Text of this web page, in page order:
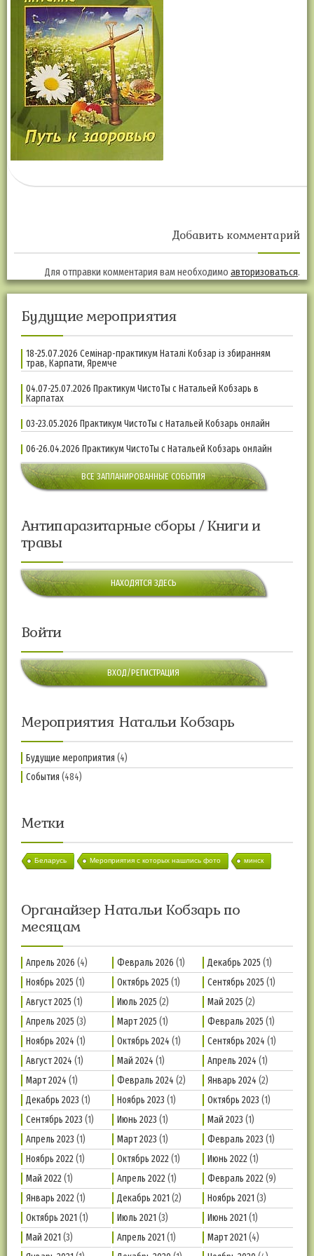
Добавить комментарий
Для отправки комментария вам необходимо авторизоваться.
Будущие мероприятия
18-25.07.2026 Семінар-практикум Наталі Кобзар із збиранням
трав, Карпати, Яремче
04.07-25.07.2026 Практикум ЧистоТы с Натальей Кобзарь в
Карпатах
03-23.05.2026 Практикум ЧистоТы с Натальей Кобзарь онлайн
06-26.04.2026 Практикум ЧистоТы с Натальей Кобзарь онлайн
ВСЕ ЗАПЛАНИРОВАННЫЕ СОБЫТИЯ
Антипаразитарные сборы / Книги и
травы
НАХОДЯТСЯ ЗДЕСЬ
Войти
ВХОД/РЕГИСТРАЦИЯ
Мероприятия Натальи Кобзарь
Будущие мероприятия (4)
События (484)
Метки
Беларусь Мероприятия с которых нашлись фото минск
Органайзер Натальи Кобзарь по
месяцам
Апрель 2026 (4) Февраль 2026 (1) Декабрь 2025 (1)
Ноябрь 2025 (1) Октябрь 2025 (1) Сентябрь 2025 (1)
Август 2025 (1) Июль 2025 (2) Май 2025 (2)
Апрель 2025 (3) Март 2025 (1) Февраль 2025 (1)
Ноябрь 2024 (1) Октябрь 2024 (1) Сентябрь 2024 (1)
Август 2024 (1) Май 2024 (1) Апрель 2024 (1)
Март 2024 (1) Февраль 2024 (2) Январь 2024 (2)
Декабрь 2023 (1) Ноябрь 2023 (1) Октябрь 2023 (1)
Сентябрь 2023 (1) Июнь 2023 (1) Май 2023 (1)
Апрель 2023 (1) Март 2023 (1) Февраль 2023 (1)
Ноябрь 2022(1) Октябрь 2022(1) Июнь 2022(1)
Май 2022(1) Апрель 2022(1) Февраль 2022(9)
Январь 2022(1) Декабрь 2021 (2) Ноябрь 2021 (3)
Октябрь 2021 (1) Июль 2021 (3) Июнь 2021 (1)
Май 2021 (3) Апрель 2021 (1) Март 2021 (4)